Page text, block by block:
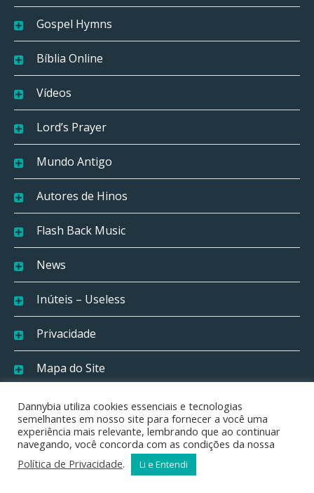
Gospel Hymns
Bíblia Online
Vídeos
Lord’s Prayer
Mundo Antigo
Autores de Hinos
Flash Back Music
News
Inúteis – Useless
Privacidade
Mapa do Site
Posts Recentes
It’s Happening Now in the Amazon — and It
Dannybia utiliza cookies essenciais e tecnologias
semelhantes em nosso site para fornecer a você uma
experiência mais relevante, lembrando que ao continuar
navegando, você concorda com as condições da nossa
Política de Privacidade. Li e Entendi